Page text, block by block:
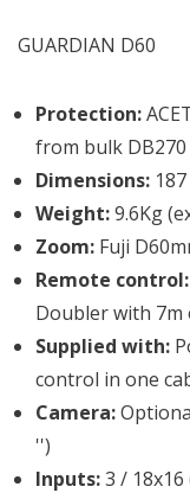
GUARDIAN D60
Protection:
from bulk
Dimensions:
Weight:9.6Kg
Zoom: Fuji
Remote control:
Doubler with 7m
Supplied with:
control in one
Camera:
'')
Inputs:3 / 18x16